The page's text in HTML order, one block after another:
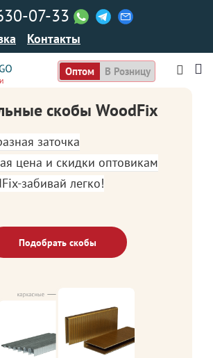
07-33
Контакты
Оптом В Розницу
скобы WoodFix
заточка
цена и скидки оптовикам
забивай легко!
Подобрать скобы